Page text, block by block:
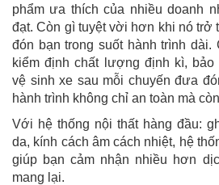
phẩm ưa thích của nhiều doanh
đạt. Còn gì tuyệt vời hơn khi nó trở
đón bạn trong suốt hành trình
kiểm định chất lượng định kì,
vệ sinh xe sau mỗi chuyến đưa
hành trình không chỉ an toàn mà
Với hệ thống nội thất hàng đầu:
da, kính cách âm cách nhiệt, hệ
giúp bạn cảm nhận nhiều hơn
mang lại.